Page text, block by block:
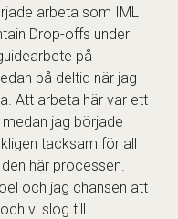
arbeta som IML
Drop-offs under
på
på deltid när jag
Att arbeta här var ett
jag började
tacksam för all
här processen.
och jag chansen att
vi slog till.